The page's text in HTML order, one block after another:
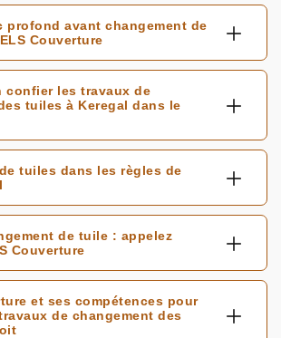
profond avant changement de
Couverture
confier les travaux de
tuiles à Keregal dans le
tuiles dans les règles de
de tuile : appelez
Couverture
et ses compétences pour
de changement des